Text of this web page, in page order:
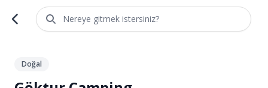
Nereye gitmek istersiniz?
/5
Doğal